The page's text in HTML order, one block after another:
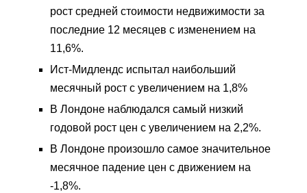
рост средней стоимости недвижимости за
последние 12 месяцев с изменением на
11,6%.
Ист-Мидлендс испытал наибольший
месячный рост с увеличением на 1,8%
В Лондоне наблюдался самый низкий
годовой рост цен с увеличением на 2,2%.
В Лондоне произошло самое значительное
месячное падение цен с движением на
-1,8%.